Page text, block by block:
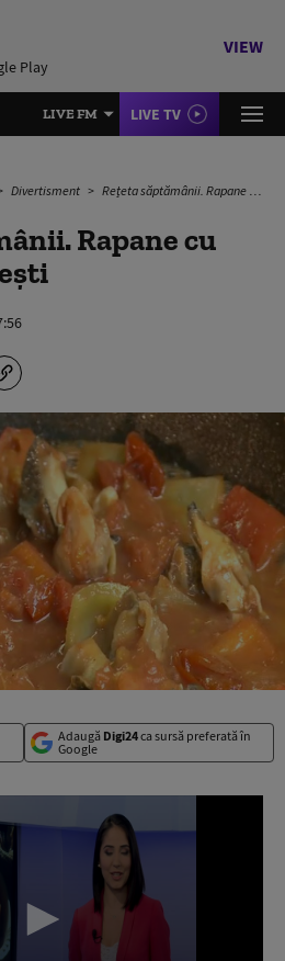
Play
VIEW
LIVE FM LIVE TV
Divertisment Rețeta săptămânii. Rapane cu legume țăranești
Rapane cu
Adaugă Digi24ca sursă preferată în
Google